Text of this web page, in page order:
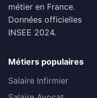
métier en France.
Données officielles
INSEE 2024.
Métiers populaires
Salaire Infirmier